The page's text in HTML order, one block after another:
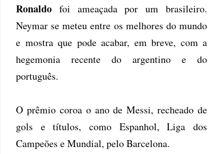
Ronaldo foi ameaçada por um brasileiro.
Neymar se meteu entre os melhores do mundo
e mostra que pode acabar, em breve, com a
hegemonia recente do argentino e do
português.
O prêmio coroa o ano de Messi, recheado de
gols e títulos, como Espanhol, Liga dos
Campeões e Mundial, pelo Barcelona.